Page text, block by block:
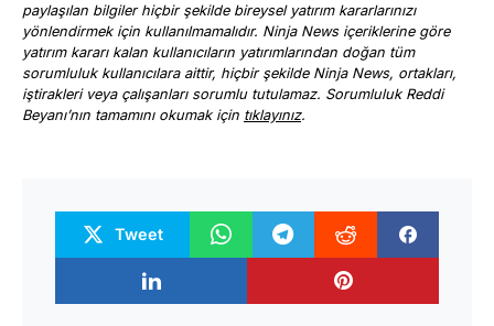
paylaşılan bilgiler hiçbir şekilde bireysel yatırım kararlarınızı
yönlendirmek için kullanılmamalıdır. Ninja News içeriklerine göre
yatırım kararı kalan kullanıcıların yatırımlarından doğan tüm
sorumluluk kullanıcılara aittir, hiçbir şekilde Ninja News, ortakları,
iştirakleri veya çalışanları sorumlu tutulamaz. Sorumluluk Reddi
Beyanı’nın tamamını okumak için tıklayınız.
Tweet